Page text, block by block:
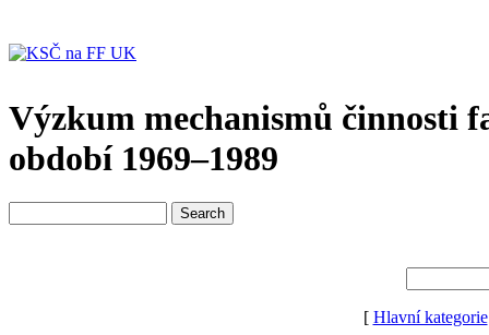
Výzkum mechanismů činnosti
období 1969–1989
[ Hlavní kategorie